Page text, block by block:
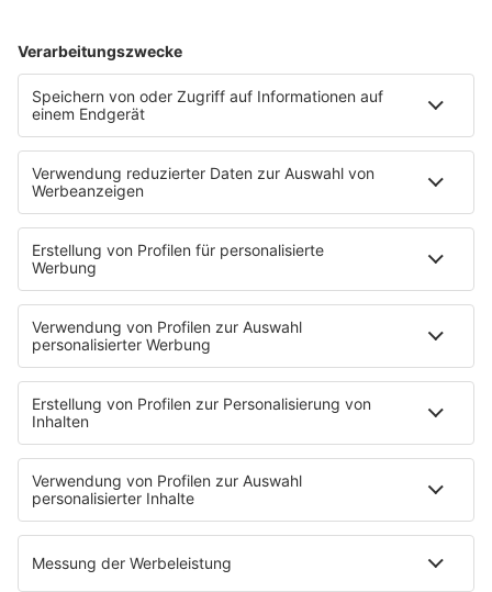
31.07.2026
Enigma-Gründer Michael Cretu verklagt
Coverband
Michael Cretu zieht gegen eine Enigma-Tribute-Band vor
Gericht. Der Produzent ist überzeugt, dass Fans die
Gruppe mit seinem Erfolgsprojekt verwechseln könnten.
mehr lesen
IMAGO / Anadolu Agency